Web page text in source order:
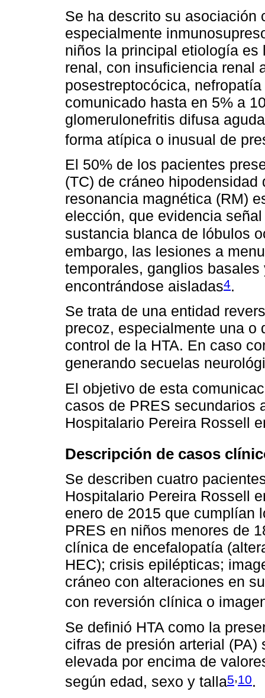
Se ha descrito su asociación
especialmente
niños la principal etiología es
renal, con insuficiencia renal
posestreptocócica,
comunicado hasta en 5% a
glomerulonefritis difusa
forma atípica o inusual de
El 50% de los pacientes
(TC) de cráneo
resonancia magnética (RM)
elección, que evidencia
sustancia blanca de lóbulos
embargo, las lesiones a
temporales, ganglios
encontrándose aisladas4.
Se trata de una entidad
precoz, especialmente una o
control de la HTA. En caso
generando secuelas
El objetivo de esta
casos de PRES secundarios
Hospitalario Pereira Rossell
Descripción de casos
Se describen cuatro
Hospitalario Pereira Rossell
enero de 2015 que cumplían
PRES en niños menores de
clínica de encefalopatía
HEC); crisis epilépticas;
cráneo con alteraciones en
con reversión clínica o
Se definió HTA como la
cifras de presión arterial
elevada por encima de
según edad, sexo y talla5,10.